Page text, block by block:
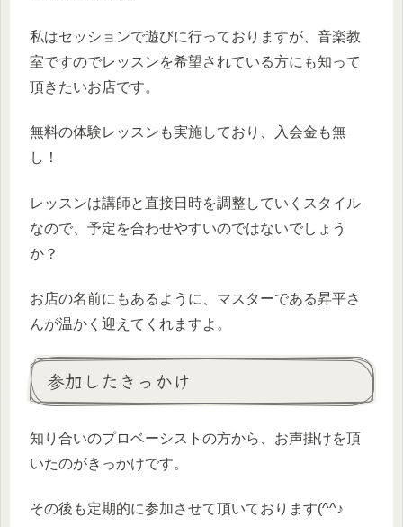
私はセッションで遊びに行っておりますが、音楽教
室ですのでレッスンを希望されている方にも知って
頂きたいお店です。
無料の体験レッスンも実施しており、入会金も無
し！
レッスンは講師と直接日時を調整していくスタイル
なので、予定を合わせやすいのではないでしょう
か？
お店の名前にもあるように、マスターである昇平さ
んが温かく迎えてくれますよ。
参加したきっかけ
知り合いのプロベーシストの方から、お声掛けを頂
いたのがきっかけです。
その後も定期的に参加させて頂いております(^^♪